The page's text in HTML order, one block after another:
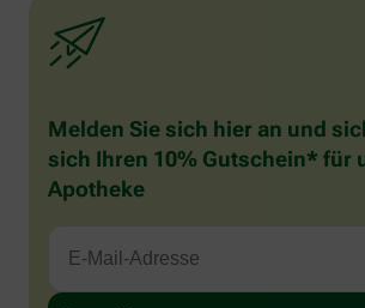
Melden Sie sich hier an und
sich Ihren 10% Gutschein* für
Apotheke